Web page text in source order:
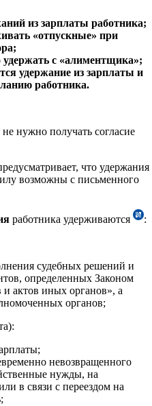
из зарплаты работника;
«отпускные» при
с «алиментщика»;
удержание из зарплаты и
работника.
нужно получать согласие
что удержания
возможны с письменного
работника удерживаются
:
судебных решений и
определенных Законом
актов иных органов», а
органов;
невозвращенного
нужды, на
в связи с переездом на